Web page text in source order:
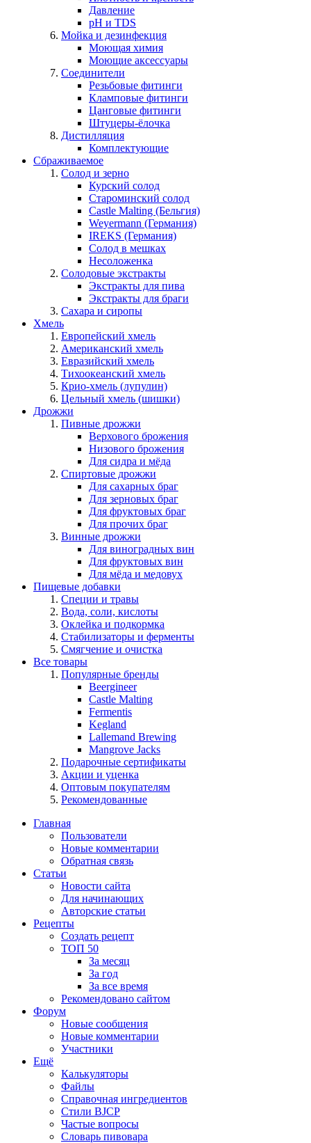
Давление
pH и TDS
Мойка и дезинфекция
Моющая химия
Моющие аксессуары
Соединители
Резьбовые фитинги
Кламповые фитинги
Цанговые фитинги
Штуцеры-ёлочка
Дистилляция
Комплектующие
Сбраживаемое
Солод и зерно
Курский солод
Староминский солод
Castle Malting (Бельгия)
Weyermann (Германия)
IREKS (Германия)
Солод в мешках
Несоложенка
Солодовые экстракты
Экстракты для пива
Экстракты для браги
Сахара и сиропы
Хмель
Европейский хмель
Американский хмель
Евразийский хмель
Тихоокеанский хмель
Крио-хмель (лупулин)
Цельный хмель (шишки)
Дрожжи
Пивные дрожжи
Верхового брожения
Низового брожения
Для сидра и мёда
Спиртовые дрожжи
Для сахарных браг
Для зерновых браг
Для фруктовых браг
Для прочих браг
Винные дрожжи
Для виноградных вин
Для фруктовых вин
Для мёда и медовух
Пищевые добавки
Специи и травы
Вода, соли, кислоты
Оклейка и подкормка
Стабилизаторы и ферменты
Смягчение и очистка
Все товары
Популярные бренды
Beergineer
Castle Malting
Fermentis
Kegland
Lallemand Brewing
Mangrove Jacks
Подарочные сертификаты
Акции и уценка
Оптовым покупателям
Рекомендованные
Главная
Пользователи
Новые комментарии
Обратная связь
Статьи
Новости сайта
Для начинающих
Авторские статьи
Рецепты
Создать рецепт
ТОП 50
За месяц
За год
За все время
Рекомендовано сайтом
Форум
Новые сообщения
Новые комментарии
Участники
Ещё
Калькуляторы
Файлы
Справочная ингредиентов
Стили BJCP
Частые вопросы
Словарь пивовара